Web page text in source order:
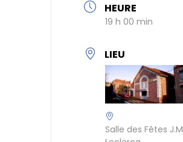
HEURE
19 h 00 min
LIEU
Salle des Fêtes J.M